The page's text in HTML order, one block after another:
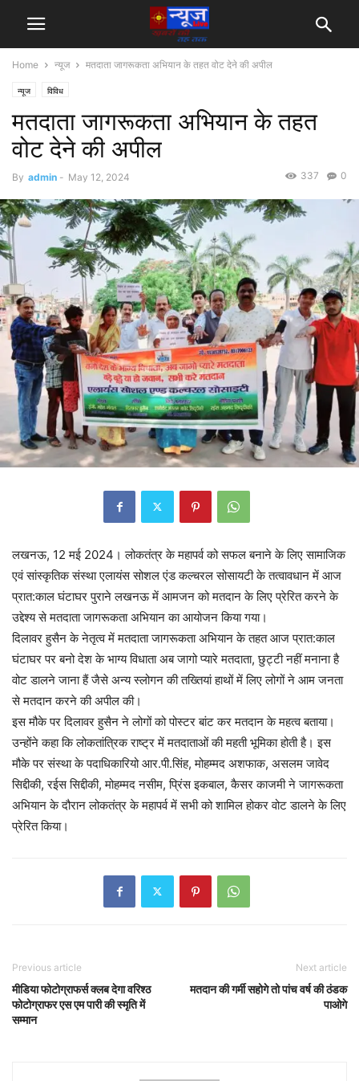
Home न्यूज मतदाता जागरूकता अभियान के तहत वोट देने की अपील
न्यूज विविध
मतदाता जागरूकता अभियान के तहत
वोट देने की अपील
By admin - May 12, 2024 0
337
लखनऊ, 12 मई 2024। लोकतंत्र के महापर्व को सफल बनाने के लिए सामाजिक
एवं सांस्कृतिक संस्था एलायंस सोशल एंड कल्चरल सोसायटी के तत्वावधान में आज
प्रात:काल घंटाघर पुराने लखनऊ में आमजन को मतदान के लिए प्रेरित करने के
उद्देश्य से मतदाता जागरूकता अभियान का आयोजन किया गया।
दिलावर हुसैन के नेतृत्व में मतदाता जागरूकता अभियान के तहत आज प्रात:काल
घंटाघर पर बनो देश के भाग्य विधाता अब जागो प्यारे मतदाता, छुट्टी नहीं मनाना है
वोट डालने जाना हैं जैसे अन्य स्लोगन की तख्तियां हाथों में लिए लोगों ने आम जनता
से मतदान करने की अपील की।
इस मौके पर दिलावर हुसैन ने लोगों को पोस्टर बांट कर मतदान के महत्व बताया।
उन्होंने कहा कि लोकतांत्रिक राष्ट्र में मतदाताओं की महती भूमिका होती है। इस
मौके पर संस्था के पदाधिकारियो आर.पी.सिंह, मोहम्मद अशफाक, असलम जावेद
सिद्दीकी, रईस सिद्दीकी, मोहम्मद नसीम, प्रिंस इकबाल, कैसर काजमी ने जागरूकता
अभियान के दौरान लोकतंत्र के महापर्व में सभी को शामिल होकर वोट डालने के लिए
प्रेरित किया।
Previous article
मीडिया फोटोग्राफर्स क्लब देगा वरिश्ठ
फोटोग्राफर एस एम पारी की स्मृति में
सम्मान
Next article
मतदान की गर्मी सहोगे तो पांच वर्ष की ठंडक
पाओगे